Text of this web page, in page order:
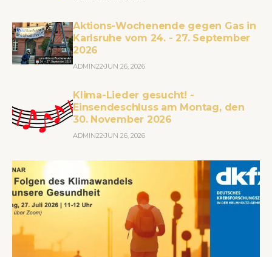
Aktions-Wochenende gegen Gas in
Karlsruhe vom 24. - 27. September
2026
ADMIN22 JUN 26, 2026
Klima-Lieder gesucht! -
Einsendeschluss am Montag, den
30. November 2026
ADMIN22 JUN 26, 2026